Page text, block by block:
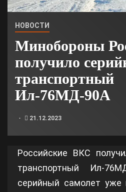
НОВОСТИ
Минобороны
получило
транспортный
Ил-76МД-90А
21.12.2023
Российские ВКС
транспортный Ил-
серийный самолет уже